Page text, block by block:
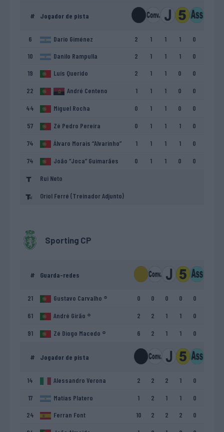
# Jogador de pista
6 Darío Giménez 2 1 1 1
0
10
Danilo Rampulla 2 1 1 1
0
19
Luís Querido 2 1 1 0 0
22 André Centeno 1 1 1 0 0
44 Miguel Rocha 0 1 1 0 0
57 Zé Pedro Pereira 0 1 1 1 0
74 Álvaro Morais “Alvarinho” 1 1 1 1 0
74 João “Joca” Guimarães 0 1 1 0 0
Rui Neto
Oriol Ferré (Treinador Adjunto)
Sporting CP
# Guarda-redes
21 Gustavo Carvalho ® 0 0 0 0 0
61 André Girão ® 2 2 1 1 0
91 Zé Diogo Macedo ® 6 2 1 1 0
# Jogador de pista
14 Alessandro Verona 2 2 2 1 0
17 Matías Platero 1 2 1 1
0
24
Ferran Font 10 2 2 2 0